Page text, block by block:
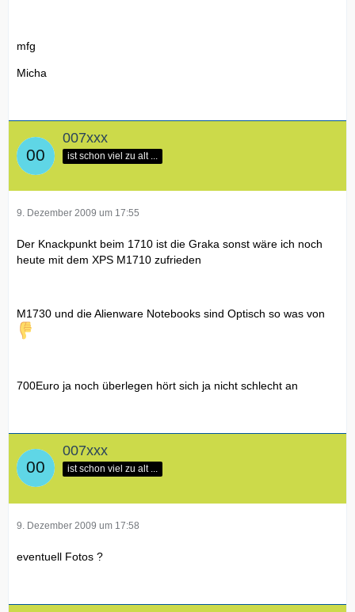
mfg
Micha
007xxx
ist schon viel zu alt ...
9. Dezember 2009 um 17:55
Der Knackpunkt beim 1710 ist die Graka sonst wäre ich noch
heute mit dem XPS M1710 zufrieden
M1730 und die Alienware Notebooks sind Optisch so was von
700Euro ja noch überlegen hört sich ja nicht schlecht an
007xxx
ist schon viel zu alt ...
9. Dezember 2009 um 17:58
eventuell Fotos ?